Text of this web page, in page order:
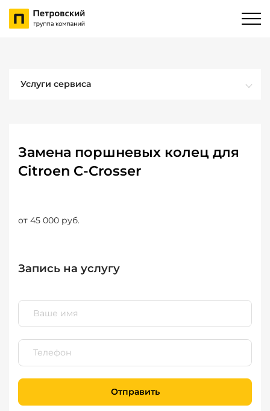
Услуги сервиса
Замена поршневых колец для
Citroen C-Crosser
от 45 000 руб.
Запись на услугу
Отправить